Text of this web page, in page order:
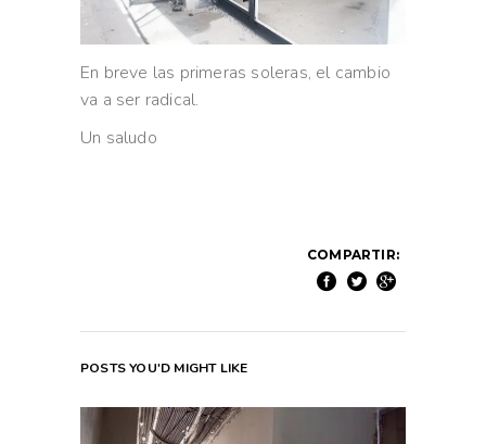
En breve las primeras soleras, el cambio
va a ser radical.
Un saludo
COMPARTIR:
POSTS YOU'D MIGHT LIKE